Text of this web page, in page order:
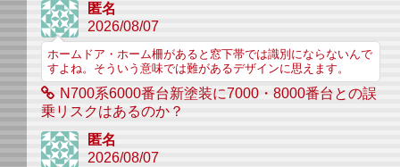
匿名
2026/08/07
ホームドア・ホーム柵があると窓下帯では識別にならないんで
すよね。そういう意味では難があるデザインに思えます。
N700系6000番台新塗装に7000・8000番台との誤
乗リスクはあるのか？
匿名
2026/08/07